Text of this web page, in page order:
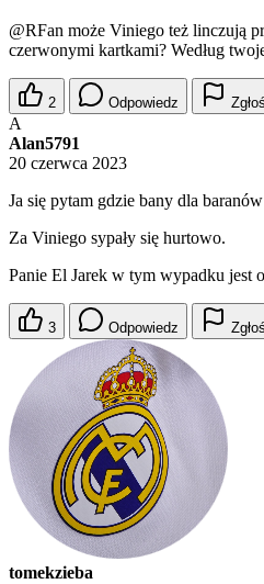
@RFan może Viniego też linczują
czerwonymi kartkami? Według
2 Odpowiedz Zgłoś
A
Alan5791
20 czerwca 2023
Ja się pytam gdzie bany dla
Za Viniego sypały się hurtowo.
Panie El Jarek w tym wypadku jest
3 Odpowiedz Zgłoś
tomekzieba